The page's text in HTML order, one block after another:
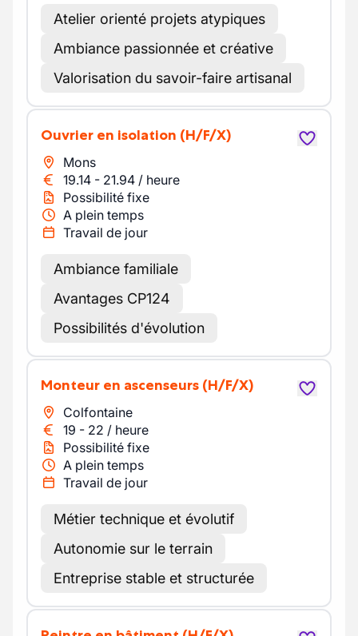
Atelier orienté projets atypiques
Ambiance passionnée et créative
Valorisation du savoir-faire artisanal
Ouvrier en isolation (H/F/X)
Mons
19.14 - 21.94 / heure
Possibilité fixe
A plein temps
Travail de jour
Ambiance familiale
Avantages CP124
Possibilités d'évolution
Monteur en ascenseurs (H/F/X)
Colfontaine
19 - 22 / heure
Possibilité fixe
A plein temps
Travail de jour
Métier technique et évolutif
Autonomie sur le terrain
Entreprise stable et structurée